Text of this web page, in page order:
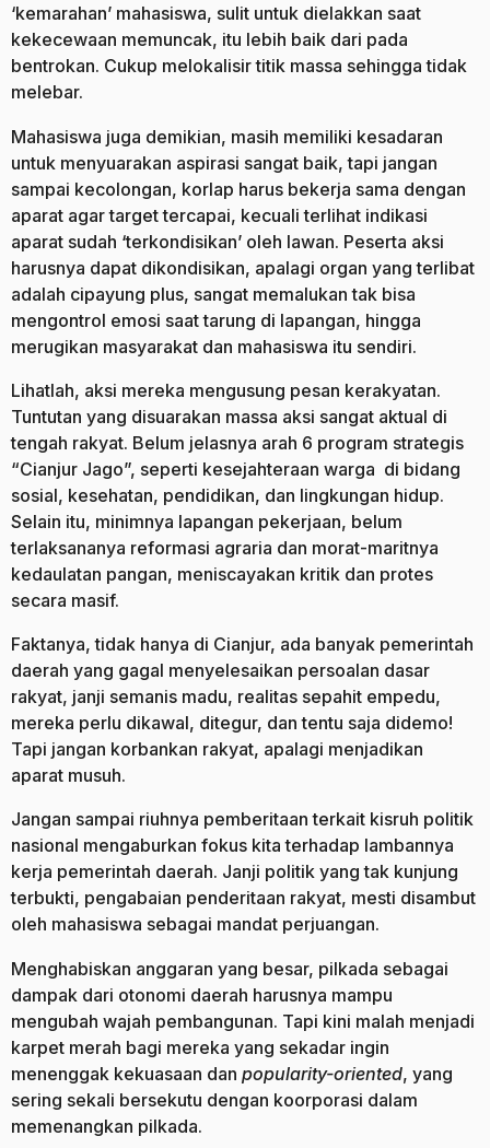
‘kemarahan’ mahasiswa, sulit untuk dielakkan saat
kekecewaan memuncak, itu lebih baik dari pada
bentrokan. Cukup melokalisir titik massa sehingga tidak
melebar.
Mahasiswa juga demikian, masih memiliki kesadaran
untuk menyuarakan aspirasi sangat baik, tapi jangan
sampai kecolongan, korlap harus bekerja sama dengan
aparat agar target tercapai, kecuali terlihat indikasi
aparat sudah ‘terkondisikan’ oleh lawan. Peserta aksi
harusnya dapat dikondisikan, apalagi organ yang terlibat
adalah cipayung plus, sangat memalukan tak bisa
mengontrol emosi saat tarung di lapangan, hingga
merugikan masyarakat dan mahasiswa itu sendiri.
Lihatlah, aksi mereka mengusung pesan kerakyatan.
Tuntutan yang disuarakan massa aksi sangat aktual di
tengah rakyat. Belum jelasnya arah 6 program strategis
“Cianjur Jago”, seperti kesejahteraan warga di bidang
sosial, kesehatan, pendidikan, dan lingkungan hidup.
Selain itu, minimnya lapangan pekerjaan, belum
terlaksananya reformasi agraria dan morat-maritnya
kedaulatan pangan, meniscayakan kritik dan protes
secara masif.
Faktanya, tidak hanya di Cianjur, ada banyak pemerintah
daerah yang gagal menyelesaikan persoalan dasar
rakyat, janji semanis madu, realitas sepahit empedu,
mereka perlu dikawal, ditegur, dan tentu saja didemo!
Tapi jangan korbankan rakyat, apalagi menjadikan
aparat musuh.
Jangan sampai riuhnya pemberitaan terkait kisruh politik
nasional mengaburkan fokus kita terhadap lambannya
kerja pemerintah daerah. Janji politik yang tak kunjung
terbukti, pengabaian penderitaan rakyat, mesti disambut
oleh mahasiswa sebagai mandat perjuangan.
Menghabiskan anggaran yang besar, pilkada sebagai
dampak dari otonomi daerah harusnya mampu
mengubah wajah pembangunan. Tapi kini malah menjadi
karpet merah bagi mereka yang sekadar ingin
menenggak kekuasaan dan popularity-oriented, yang
sering sekali bersekutu dengan koorporasi dalam
memenangkan pilkada.